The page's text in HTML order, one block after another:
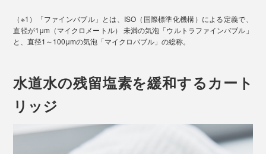
（※1）「ファインバブル」とは、ISO（国際標準化機構）による定義で、
直径が1μm（マイクロメートル） 未満の気泡「ウルトラファインバブル」
と、直径1～100μmの気泡「マイクロバブル」の総称。
水道水の残留塩素を緩和するカート
リッジ